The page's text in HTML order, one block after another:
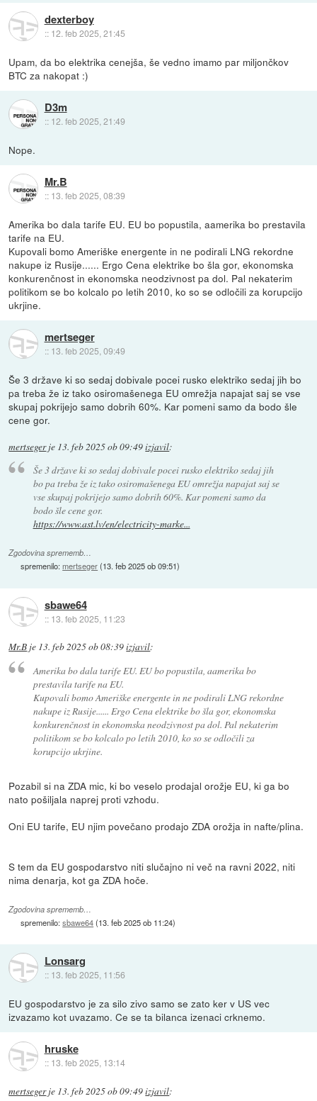
dexterboy
:: 12. feb 2025, 21:45
Upam, da bo elektrika cenejša, še vedno imamo par miljončkov
BTC za nakopat :)
D3m
:: 12. feb 2025, 21:49
Nope.
Mr.B
:: 13. feb 2025, 08:39
Amerika bo dala tarife EU. EU bo popustila, aamerika bo prestavila
tarife na EU.
Kupovali bomo Ameriške energente in ne podirali LNG rekordne
nakupe iz Rusije...... Ergo Cena elektrike bo šla gor, ekonomska
konkurenčnost in ekonomska neodzivnost pa dol. Pal nekaterim
politikom se bo kolcalo po letih 2010, ko so se odločili za korupcijo
ukrjine.
mertseger
:: 13. feb 2025, 09:49
Še 3 države ki so sedaj dobivale pocei rusko elektriko sedaj jih bo
pa treba že iz tako osiromašenega EU omrežja napajat saj se vse
skupaj pokrijejo samo dobrih 60%. Kar pomeni samo da bodo šle
cene gor.
mertsegerje 13. feb 2025 ob 09:49izjavil:
Še 3 države ki so sedaj dobivale pocei rusko elektriko sedaj jih
bo pa treba že iz tako osiromašenega EU omrežja napajat saj se
vse skupaj pokrijejo samo dobrih 60%. Kar pomeni samo da
bodo šle cene gor.
https://www.ast.lv/en/electricity-marke...
Zgodovina sprememb…
spremenilo:mertseger(13. feb 2025 ob 09:51)
sbawe64
:: 13. feb 2025, 11:23
Mr.B je 13. feb 2025 ob 08:39izjavil:
Amerika bo dala tarife EU. EU bo popustila, aamerika bo
prestavila tarife na EU.
Kupovali bomo Ameriške energente in ne podirali LNG rekordne
nakupe iz Rusije...... Ergo Cena elektrike bo šla gor, ekonomska
konkurenčnost in ekonomska neodzivnost pa dol. Pal nekaterim
politikom se bo kolcalo po letih 2010, ko so se odločili za
korupcijo ukrjine.
Pozabil si na ZDA mic, ki bo veselo prodajal orožje EU, ki ga bo
nato pošiljala naprej proti vzhodu.
Oni EU tarife, EU njim povečano prodajo ZDA orožja in nafte/plina.
S tem da EU gospodarstvo niti slučajno ni več na ravni 2022, niti
nima denarja, kot ga ZDA hoče.
Zgodovina sprememb…
spremenilo:sbawe64(13. feb 2025 ob 11:24)
Lonsarg
:: 13. feb 2025, 11:56
EU gospodarstvo je za silo zivo samo se zato ker v US vec
izvazamo kot uvazamo. Ce se ta bilanca izenaci crknemo.
hruske
:: 13. feb 2025, 13:14
mertsegerje 13. feb 2025 ob 09:49izjavil: